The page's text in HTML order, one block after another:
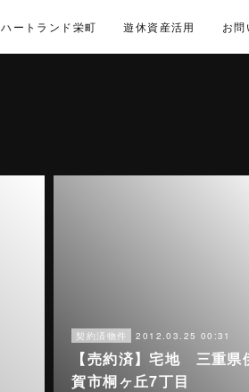
ハートランド栄町 遊休資産活用 お
契約済物件 2012.03.25 00:31
【売約済】宅地 三重県
賀市桐ヶ丘7丁目